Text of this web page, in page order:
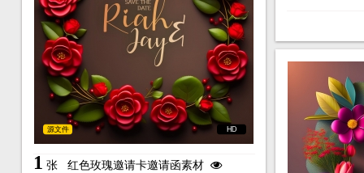
HD
源文件
1 张 红色玫瑰邀请卡邀请函素材